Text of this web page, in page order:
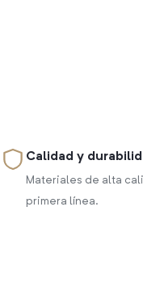
Calidad y
Materiales de alta
primera línea.